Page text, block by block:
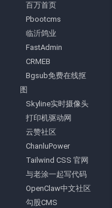
百万首页
Pbootcms
临沂鸽业
FastAdmin
CRMEB
Bgsub免费在线抠
图
Skyline实时摄像头
打印机驱动网
云赞社区
ChanluPower
Tailwind CSS 官网
与老涂一起写代码
OpenClaw中文社区
勾股CMS